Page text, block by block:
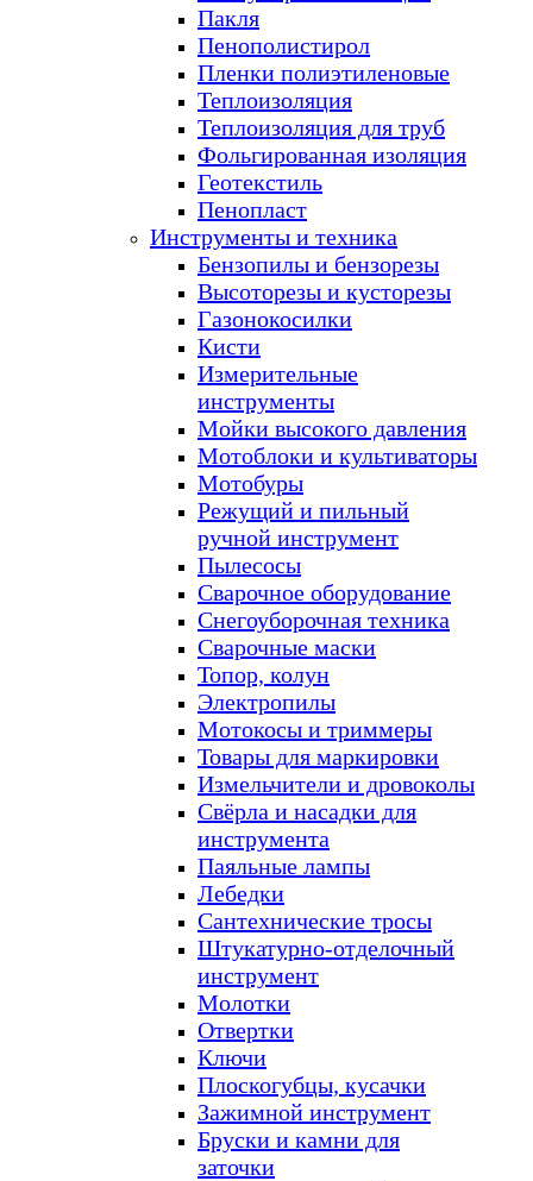
Пакля
Пенополистирол
Пленки полиэтиленовые
Теплоизоляция
Теплоизоляция для труб
Фольгированная изоляция
Геотекстиль
Пенопласт
Инструменты и техника
Бензопилы и бензорезы
Высоторезы и кусторезы
Газонокосилки
Кисти
Измерительные
инструменты
Мойки высокого давления
Мотоблоки и культиваторы
Мотобуры
Режущий и пильный
ручной инструмент
Пылесосы
Сварочное оборудование
Снегоуборочная техника
Сварочные маски
Топор, колун
Электропилы
Мотокосы и триммеры
Товары для маркировки
Измельчители и дровоколы
Свёрла и насадки для
инструмента
Паяльные лампы
Лебедки
Сантехнические тросы
Штукатурно-отделочный
инструмент
Молотки
Отвертки
Ключи
Плоскогубцы, кусачки
Зажимной инструмент
Бруски и камни для
заточки